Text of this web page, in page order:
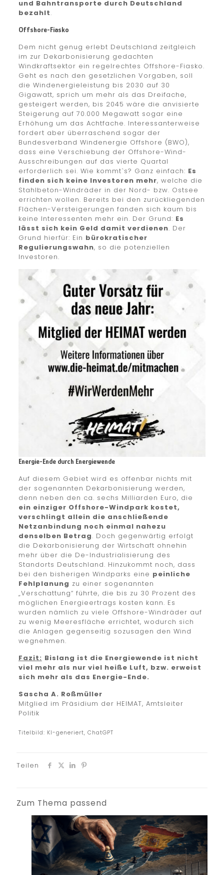
und Bahntransporte durch Deutschland
bezahlt.
Offshore-Fiasko
Dem nicht genug erlebt Deutschland zeitgleich
im zur Dekarbonisierung gedachten
Windkraftsektor ein regelrechtes Offshore-Fiasko.
Geht es nach den gesetzlichen Vorgaben, soll
die Windenergieleistung bis 2030 auf 30
Gigawatt, sprich um mehr als das Dreifache,
gesteigert werden, bis 2045 wäre die anvisierte
Steigerung auf 70.000 Megawatt sogar eine
Erhöhung um das Achtfache. Interessanterweise
fordert aber überraschend sogar der
Bundesverband Windenergie Offshore (BWO),
dass eine Verschiebung der Offshore-Wind-
Ausschreibungen auf das vierte Quartal
erforderlich sei. Wie kommt`s? Ganz einfach: Es
finden sich keine Investoren mehr, welche die
Stahlbeton-Windräder in der Nord- bzw. Ostsee
errichten wollen. Bereits bei den zurückliegenden
Flächen-Versteigerungen fanden sich kaum bis
keine Interessenten mehr ein. Der Grund: Es
lässt sich kein Geld damit verdienen. Der
Grund hierfür: Ein bürokratischer
Regulierungswahn, so die potenziellen
Investoren.
Energie-Ende durch Energiewende
Auf diesem Gebiet wird es offenbar nichts mit
der sogenannten Dekarbonisierung werden,
denn neben den ca. sechs Milliarden Euro, die
ein einziger Offshore-Windpark kostet,
verschlingt allein die anschließende
Netzanbindung noch einmal nahezu
denselben Betrag. Doch gegenwärtig erfolgt
die Dekarbonisierung der Wirtschaft ohnehin
mehr über die De-Industrialisierung des
Standorts Deutschland. Hinzukommt noch, dass
bei den bisherigen Windparks eine peinliche
Fehlplanung zu einer sogenannten
„Verschattung“ führte, die bis zu 30 Prozent des
möglichen Energieertrags kosten kann. Es
wurden nämlich zu viele Offshore-Windräder auf
zu wenig Meeresfläche errichtet, wodurch sich
die Anlagen gegenseitig sozusagen den Wind
wegnehmen.
Fazit: Bislang ist die Energiewende ist nicht
viel mehr als nur viel heiße Luft, bzw. erweist
sich mehr als das Energie-Ende.
Sascha A. Roßmüller
Mitglied im Präsidium der HEIMAT, Amtsleiter
Politik
Titelbild: KI-generiert, ChatGPT
Teilen
Zum Thema passend